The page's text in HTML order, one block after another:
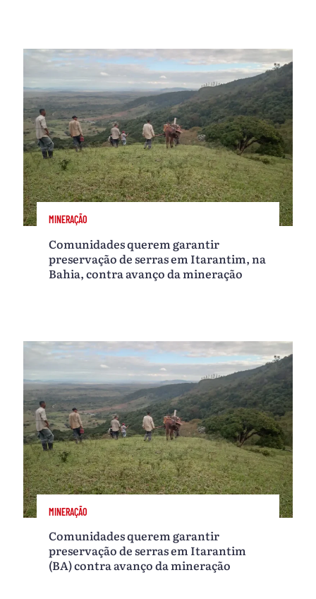
MINERAÇÃO
Comunidades querem garantir
preservação de serras em Itarantim, na
Bahia, contra avanço da mineração
MINERAÇÃO
Comunidades querem garantir
preservação de serras em Itarantim
(BA) contra avanço da mineração